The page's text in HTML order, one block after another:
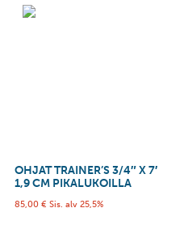
OHJAT TRAINER’S 3/4″ X 7′
1,9 CM PIKALUKOILLA
85,00 € Sis. alv 25,5%